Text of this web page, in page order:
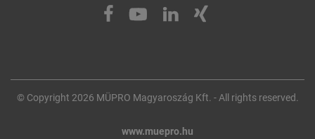
© Copyright 2026 MÜPRO Magyaroszág Kft. - All rights reserved.
www.muepro.hu